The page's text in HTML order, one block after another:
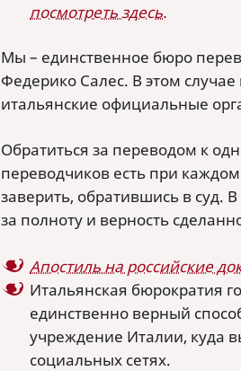
посмотреть здесь.
Мы – единственное бюро
Федерико Салес. В этом
итальянские официальные
Обратиться за переводом к
переводчиков есть при
заверить, обратившись в суд.
за полноту и верность
Апостиль на российские
Итальянская бюрократия
единственно верный
учреждение Италии, куда
социальных сетях.